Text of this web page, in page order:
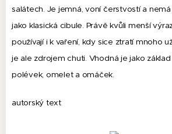
salátech. Je jemná, voní čerstvostí a
jako klasická cibule. Právě kvůli menší
používají i k vaření, kdy sice ztratí mnoho
je ale zdrojem chuti. Vhodná je jako
polévek, omelet a omáček.
autorský text